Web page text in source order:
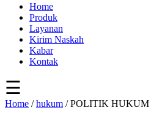
Home
Produk
Layanan
Kirim Naskah
Kabar
Kontak
☰
Home /hukum / POLITIK HUKUM